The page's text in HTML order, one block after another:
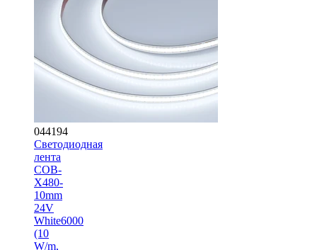
044194
Светодиодная
лента
COB-
X480-
10mm
24V
White6000
(10
W/m,